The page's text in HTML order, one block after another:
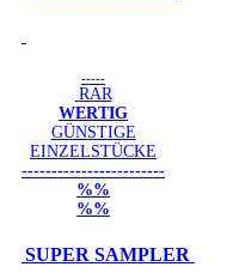
-----
RAR
WERTIG
GÜNSTIGE
EINZELSTÜCKE
------------------------
%%
%%
SUPER SAMPLER